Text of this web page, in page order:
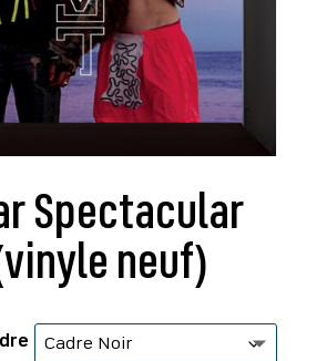
Spectacular
neuf)